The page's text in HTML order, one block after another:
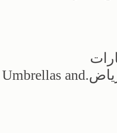
وسواترhttps://alakhtiarumbrellas.com/ سواترومظلات الرياض.Umbrellas and